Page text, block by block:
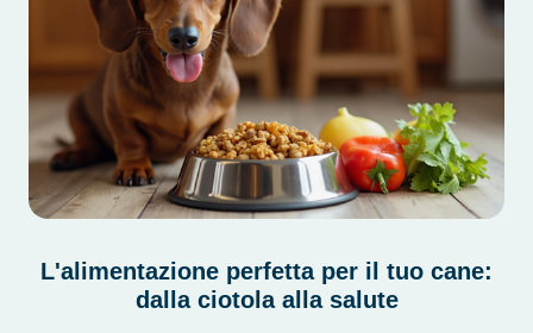
L'alimentazione perfetta per il tuo cane:
dalla ciotola alla salute